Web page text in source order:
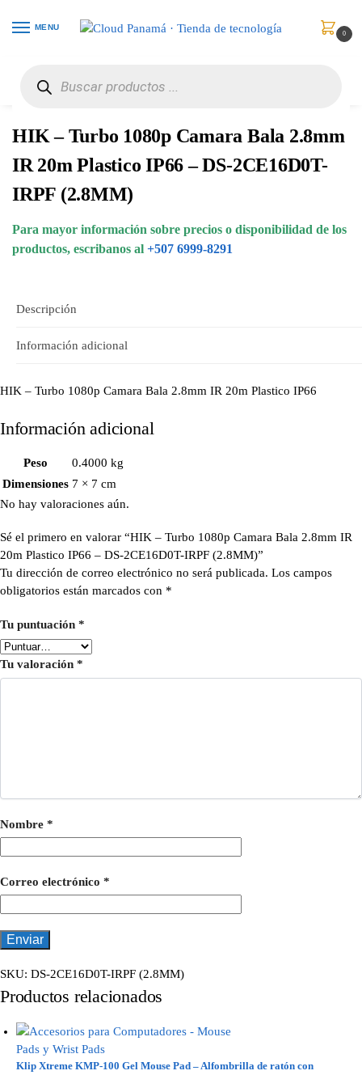
MENU
0
HIK – Turbo 1080p Camara Bala 2.8mm
IR 20m Plastico IP66 – DS-2CE16D0T-
IRPF (2.8MM)
Para mayor información sobre precios o disponibilidad de los
productos, escribanos al +507 6999-8291
Descripción
Información adicional
HIK – Turbo 1080p Camara Bala 2.8mm IR 20m Plastico IP66
Información adicional
Peso
0.4000 kg
Dimensiones 7 × 7 cm
No hay valoraciones aún.
Sé el primero en valorar “HIK – Turbo 1080p Camara Bala 2.8mm IR
20m Plastico IP66 – DS-2CE16D0T-IRPF (2.8MM)”
Tu dirección de correo electrónico no será publicada. Los campos
obligatorios están marcados con *
Tu puntuación *
Tu valoración *
Nombre *
Correo electrónico *
SKU: DS-2CE16D0T-IRPF (2.8MM)
Productos relacionados
Klip Xtreme KMP-100 Gel Mouse Pad – Alfombrilla de ratón con